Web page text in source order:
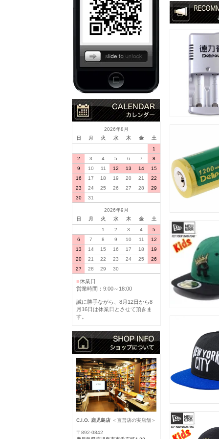
2026年8月
日
月 火 水 木 金
土
1
2
3 4 5 6 7
8
9
10 11 12 13 14
15
16
17 18 19 20 21
22
23
24 25 26 27 28
29
30
31
2026年9月
日
月 火 水 木 金
土
1
2 3 4
5
6
7 8 9 10 11
12
13
14 15 16 17 18
19
20
21 22 23 24 25
26
27
28 29 30
■休業日
営業時間：9:00～18:00
誠に勝手ながら、8月12日から8
月16日は休業日とさせて頂きま
す。
C.I.O. 鹿児島店 ＜直営店の実店舗＞
〒892-0842